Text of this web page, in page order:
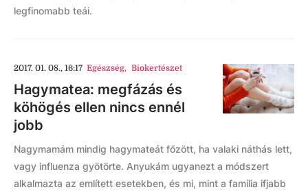
legfinomabb teái.
2017. 01. 08., 16:17 Egészség, Biokertészet
Hagymatea: megfázás és
köhögés ellen nincs ennél
jobb
Nagymamám mindig hagymateát főzött, ha valaki náthás lett,
vagy influenza gyötörte. Anyukám ugyanezt a módszert
alkalmazta az említett esetekben, és mi, mint a família ifjabb